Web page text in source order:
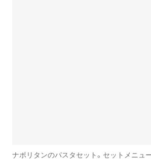
ナポリタンのパスタセット。セットメニュ